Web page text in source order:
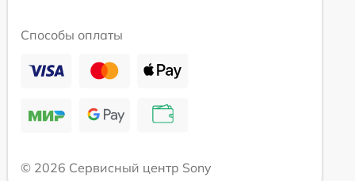
Способы оплаты
© 2026 Сервисный центр Sony